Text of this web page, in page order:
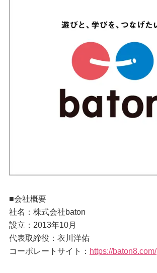
■会社概要
社名：株式会社baton
設立：2013年10月
代表取締役：衣川洋佑
コーポレートサイト： https://baton8.com/